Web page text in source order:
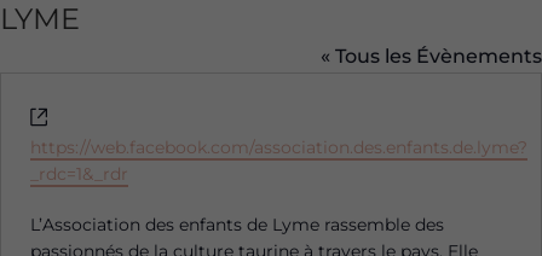
LYME
« Tous les Évènements
web
https://web.facebook.com/association.des.enfants.de.lyme?
_rdc=1&_rdr
L’Association des enfants de Lyme rassemble des
passionnés de la culture taurine à travers le pays. Elle